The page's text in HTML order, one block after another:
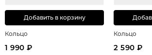
Добавить в корзину
Кольцо
1 990 ₽
Кольцо
2 590 ₽